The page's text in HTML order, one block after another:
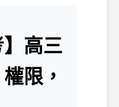
高三
限，